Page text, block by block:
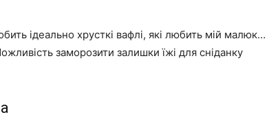
ідеально хрусткі вафлі, які любить мій малюк…
заморозити залишки їжі для сніданку